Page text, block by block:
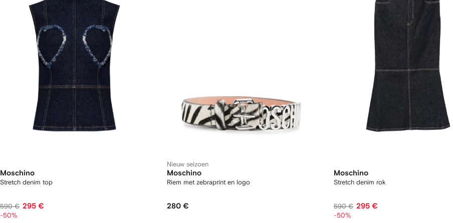
Moschino
Stretch denim top
590 € 295 €
-50%
Nieuw seizoen
Moschino
Riem met zebraprint en logo
280 €
Moschino
Stretch denim rok
590 € 295 €
-50%